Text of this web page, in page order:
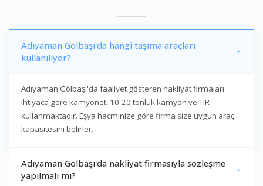
Adıyaman Gölbaşı'da hangi taşıma araçları
kullanılıyor?
Adıyaman Gölbaşı'da faaliyet gösteren nakliyat firmaları
ihtiyaca göre kamyonet, 10-20 tonluk kamyon ve TIR
kullanmaktadır. Eşya hacminize göre firma size uygun araç
kapasitesini belirler.
Adıyaman Gölbaşı'da nakliyat firmasıyla sözleşme
yapılmalı mı?